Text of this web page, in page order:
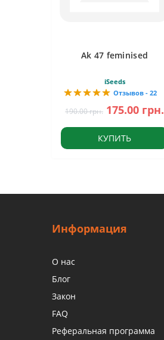
Ak 47 feminised
iSeeds
Отзывов - 22
190.00 грн. 175.00 грн.
КУПИТЬ
Информация
О нас
Блог
Закон
FAQ
Реферальная программа